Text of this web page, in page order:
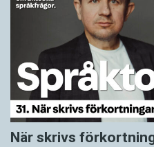
När skrivs